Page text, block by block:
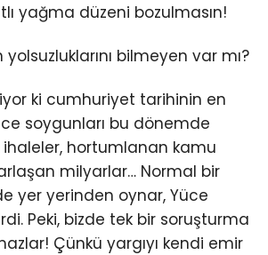
yağma düzeni bozulmasın!
yolsuzluklarını bilmeyen var mı?
ki cumhuriyet tarihinin en
soygunları bu dönemde
ihaleler, hortumlanan kamu
milyarlar… Normal bir
yer yerinden oynar, Yüce
Peki, bizde tek bir soruşturma
Çünkü yargıyı kendi emir